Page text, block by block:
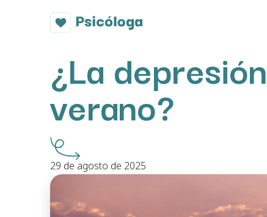
¿La
verano?
29 de agosto de 2025